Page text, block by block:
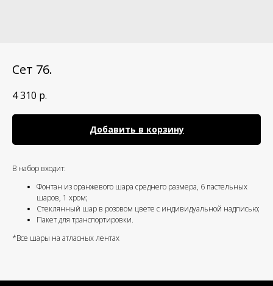
Сет 76.
4 310 р.
Добавить в корзину
В набор входит:
Фонтан из оранжевого шара среднего размера, 6 пастельных
шаров, 1 хром;
Стеклянный шар в розовом цвете с индивидуальной надписью;
Пакет для транспортировки.
*Все шары на атласных лентах